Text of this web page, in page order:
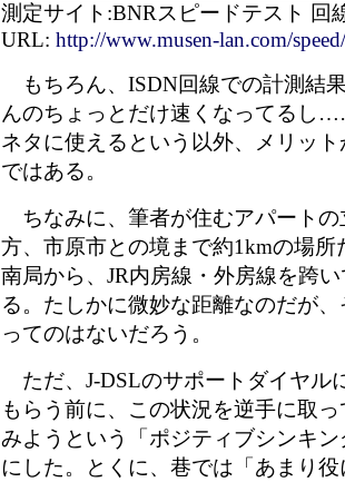
測定サイト:BNRスピードテスト 回
URL: http://www.musen-lan.com/speed/
もちろん、ISDN回線での計測結
んのちょっとだけ速くなってるし
ネタに使えるという以外、メリッ
ではある。
ちなみに、筆者が住むアパートの
方、市原市との境まで約1kmの場
南局から、JR内房線・外房線を跨
る。たしかに微妙な距離なのだが
ってのはないだろう。
ただ、J-DSLのサポートダイヤル
もらう前に、この状況を逆手に取
みようという「ポジティブシンキ
にした。とくに、巷では「あまり